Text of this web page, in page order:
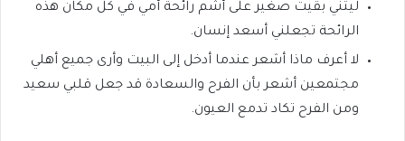
ليتني بقيت صغير على أشم رائحة أمي في كل مكان هذه
الرائحة تجعلني أسعد إنسان.
لا أعرف ماذا أشعر عندما أدخل إلى البيت وأرى جميع أهلي
مجتمعين أشعر بأن الفرح والسعادة قد جعل قلبي سعيد
ومن الفرح تكاد تدمع العيون.